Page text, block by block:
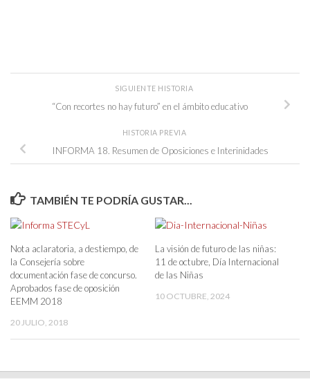
SIGUIENTE HISTORIA
“Con recortes no hay futuro” en el ámbito educativo
HISTORIA PREVIA
INFORMA 18. Resumen de Oposiciones e Interinidades
TAMBIÉN TE PODRÍA GUSTAR...
Nota aclaratoria, a destiempo, de
la Consejería sobre
documentación fase de concurso.
Aprobados fase de oposición
EEMM 2018
20 JULIO, 2018
La visión de futuro de las niñas:
11 de octubre, Día Internacional
de las Niñas
10 OCTUBRE, 2024